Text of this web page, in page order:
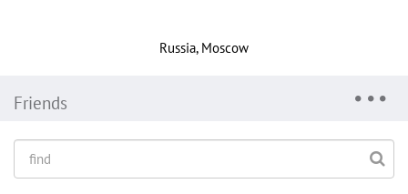
Russia, Moscow
Friends